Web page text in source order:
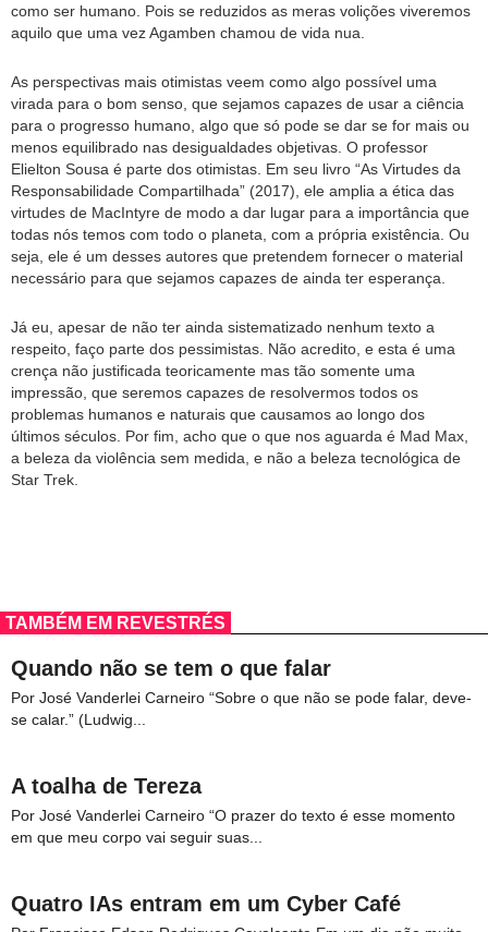
como ser humano. Pois se reduzidos as meras volições viveremos
aquilo que uma vez Agamben chamou de vida nua.
As perspectivas mais otimistas veem como algo possível uma
virada para o bom senso, que sejamos capazes de usar a ciência
para o progresso humano, algo que só pode se dar se for mais ou
menos equilibrado nas desigualdades objetivas. O professor
Elielton Sousa é parte dos otimistas. Em seu livro “As Virtudes da
Responsabilidade Compartilhada” (2017), ele amplia a ética das
virtudes de MacIntyre de modo a dar lugar para a importância que
todas nós temos com todo o planeta, com a própria existência. Ou
seja, ele é um desses autores que pretendem fornecer o material
necessário para que sejamos capazes de ainda ter esperança.
Já eu, apesar de não ter ainda sistematizado nenhum texto a
respeito, faço parte dos pessimistas. Não acredito, e esta é uma
crença não justificada teoricamente mas tão somente uma
impressão, que seremos capazes de resolvermos todos os
problemas humanos e naturais que causamos ao longo dos
últimos séculos. Por fim, acho que o que nos aguarda é Mad Max,
a beleza da violência sem medida, e não a beleza tecnológica de
Star Trek.
TAMBÉM EM REVESTRÉS
Quando não se tem o que falar
Por José Vanderlei Carneiro “Sobre o que não se pode falar, deve-
se calar.” (Ludwig...
A toalha de Tereza
Por José Vanderlei Carneiro “O prazer do texto é esse momento
em que meu corpo vai seguir suas...
Quatro IAs entram em um Cyber Café